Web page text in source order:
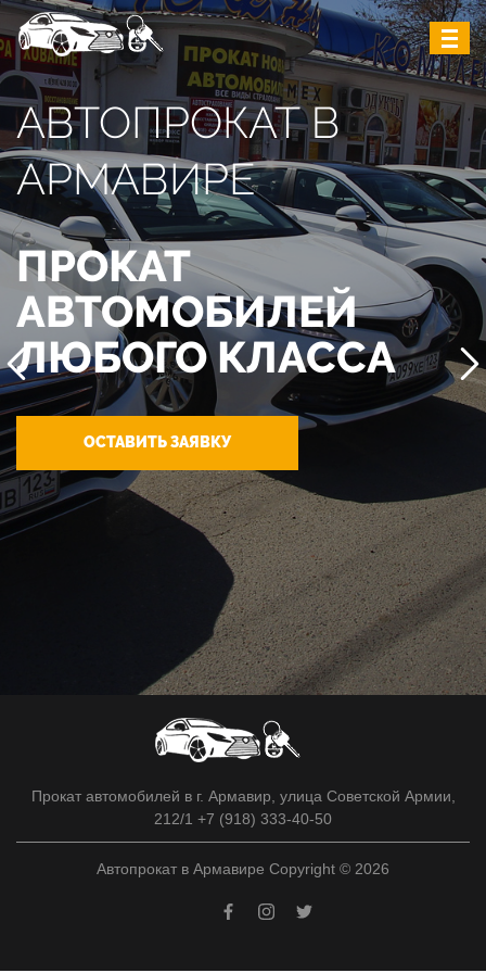
АВТОПРОКАТ В
АРМАВИРЕ
ПРОКАТ
АВТОМОБИЛЕЙ
ЛЮБОГО КЛАССА
ОСТАВИТЬ ЗАЯВКУ
Прокат автомобилей в г. Армавир, улица Советской Армии,
212/1 +7 (918) 333-40-50
Автопрокат в Армавире Copyright © 2026